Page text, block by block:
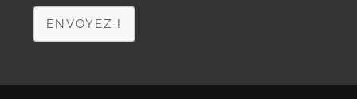
ENVOYEZ !